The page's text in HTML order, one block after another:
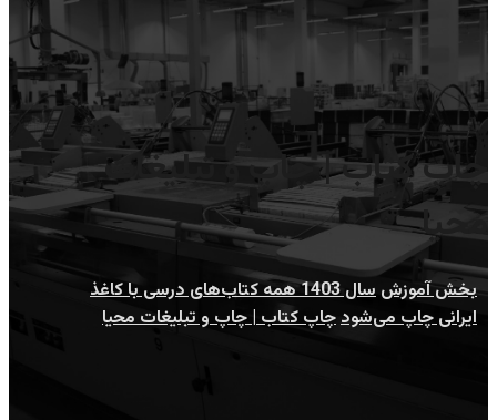
چاپ کتاب | چاپ و تبلیغات
محیا
بخش آموزش
سال 1403 همه کتاب‌های درسی با کاغذ
ایرانی چاپ می‌شودچاپ کتاب | چاپ و تبلیغات محیا